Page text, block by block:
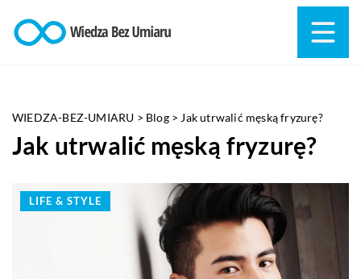
WIEDZA-BEZ-UMIARU > Blog> Jak utrwalić męską fryzurę?
Jak utrwalić męską fryzurę?
LIFE & STYLE